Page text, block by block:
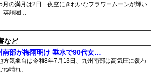
の満月は2日、夜空にきれいなフラワームーンが輝い
英語圏…
など
南部が梅雨明け 垂水で90代女…
気象台は令和8年7月13日、九州南部は高気圧に覆わ
ね晴れ、…